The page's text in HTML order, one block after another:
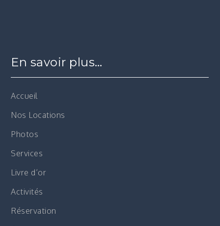
En savoir plus…
Accueil
Nos Locations
Photos
Services
Livre d’or
Activités
Réservation